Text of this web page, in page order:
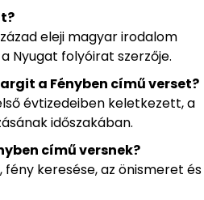
eleji magyar irodalom
Nyugat folyóirat szerzője.
a Fényben című verset?
évtizedeiben keletkezett, a
időszakában.
című versnek?
keresése, az önismeret és